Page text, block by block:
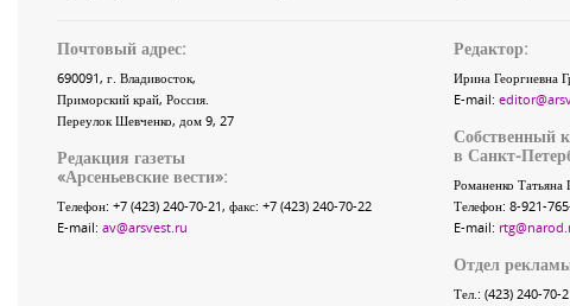
Почтовый адрес:
690091, г. Владивосток,
Приморский край, Россия.
Переулок Шевченко, дом 9, 27
Редакция газеты
«Арсеньевские вести»:
Телефон: +7 (423) 240-70-21, факс: +7 (423) 240-70-22
E-mail: av@arsvest.ru
Редактор:
Ирина Георгиевна
E-mail:
Собственный
в Санкт-
Романенко Татьяна
Телефон: 8-921-
E-mail:
Отдел
Тел.: (423) 240-70-